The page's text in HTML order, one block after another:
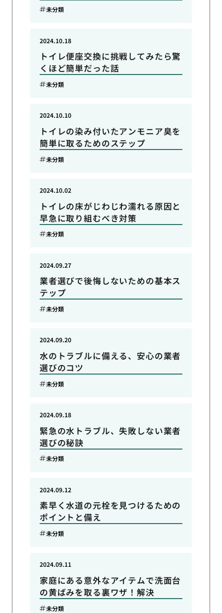
未分類
トイレ便座交換に挑戦してみたら驚
くほど簡単だった話
2024.10.18
未分類
トイレの染み付いたアンモニア臭を
簡単に取るためのステップ
2024.10.10
未分類
トイレの床がじわじわ濡れる原因と
早急に取り組むべき対策
2024.10.02
未分類
業者選びで後悔しないための基本ス
テップ
2024.09.27
未分類
水のトラブルに備える、安心の業者
選びのコツ
2024.09.20
未分類
緊急の水トラブル、失敗しない業者
選びの秘訣
2024.09.18
未分類
素早く水道の元栓を見つけるための
ポイントと備え
2024.09.12
未分類
家庭にある意外なアイテムで洗面台
の黄ばみを取る裏ワザ！解決
2024.09.11
未分類